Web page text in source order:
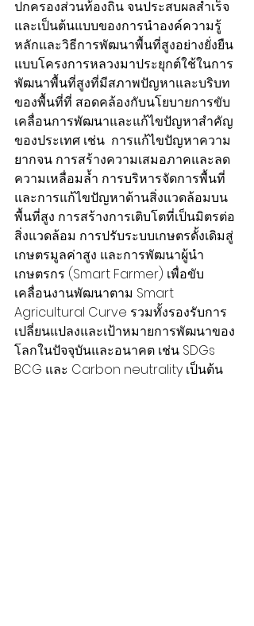
ปกครองส่วนท้องถิ่น จนประสบผลสำเร็จ
และเป็นต้นแบบของการนำองค์ความรู้
หลักและวิธีการพัฒนาพื้นที่สูงอย่างยั่งยืน
แบบโครงการหลวงมาประยุกต์ใช้ในการ
พัฒนาพื้นที่สูงที่มีสภาพปัญหาและบริบท
ของพื้นที่ที่ สอดคล้องกับนโยบายการขับ
เคลื่อนการพัฒนาและแก้ไขปัญหาสำคัญ
ของประเทศ เช่น  การแก้ไขปัญหาความ
ยากจน การสร้างความเสมอภาคและลด
ความเหลื่อมล้ำ การบริหารจัดการพื้นที่
และการแก้ไขปัญหาด้านสิ่งแวดล้อมบน
พื้นที่สูง การสร้างการเติบโตที่เป็นมิตรต่อ
สิ่งแวดล้อม การปรับระบบเกษตรดั้งเดิมสู่
เกษตรมูลค่าสูง และการพัฒนาผู้นำ
เกษตรกร (Smart Farmer) เพื่อขับ
เคลื่อนงานพัฒนาตาม Smart
Agricultural Curve รวมทั้งรองรับการ
เปลี่ยนแปลงและเป้าหมายการพัฒนาของ
โลกในปัจจุบันและอนาคต เช่น SDGs
BCG และ Carbon neutrality เป็นต้น